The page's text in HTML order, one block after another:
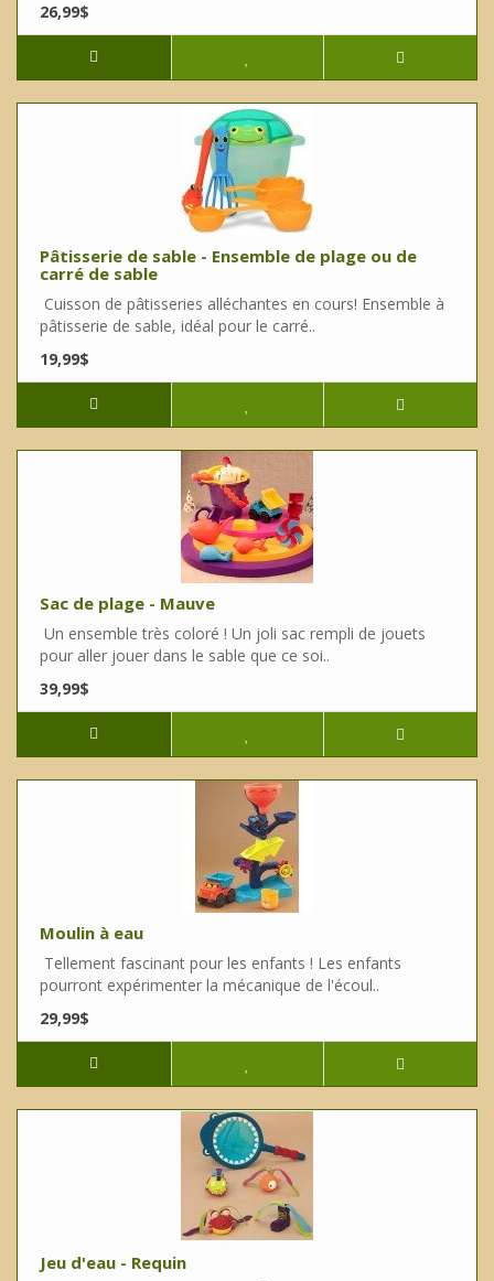
26,99$
Pâtisserie de sable - Ensemble de plage ou de
carré de sable
Cuisson de pâtisseries alléchantes en cours! Ensemble à
pâtisserie de sable, idéal pour le carré..
19,99$
Sac de plage - Mauve
Un ensemble très coloré ! Un joli sac rempli de jouets
pour aller jouer dans le sable que ce soi..
39,99$
Moulin à eau
Tellement fascinant pour les enfants ! Les enfants
pourront expérimenter la mécanique de l'écoul..
29,99$
Jeu d'eau - Requin